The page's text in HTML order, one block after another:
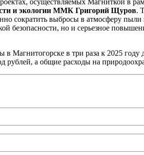
осуществляемых Магниткой в
и экологии ММК Григорий Щуров.
сократить выбросы в атмосферу
безопасности, но и серьезное
Магнитогорске в три раза к 2025
а общие расходы на